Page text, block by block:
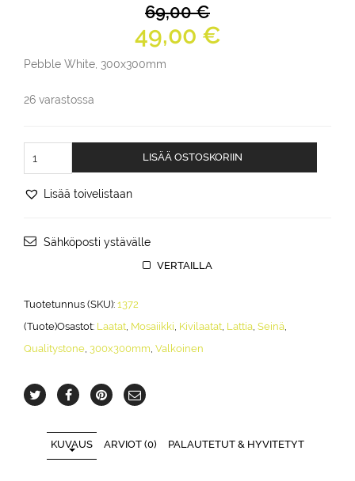
69,00€
Alkuperäinen
hinta
49,00 €Nykyinen
Pebble White, 300x300mm
26 varastossa
valkoinen
LISÄÄ OSTOSKORIIN
Lisää toivelistaan
Sähköposti ystävälle
VERTAILLA
Tuotetunnus (SKU): 1372
(Tuote)Osastot: Laatat, Mosaiikki, Kivilaatat, Lattia, Seinä,
Qualitystone, 300x300mm, Valkoinen
KUVAUS ARVIOT (0) PALAUTETUT & HYVITETYT